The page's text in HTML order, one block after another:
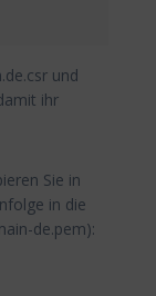
und
ihr
Sie in
in die
de.pem):